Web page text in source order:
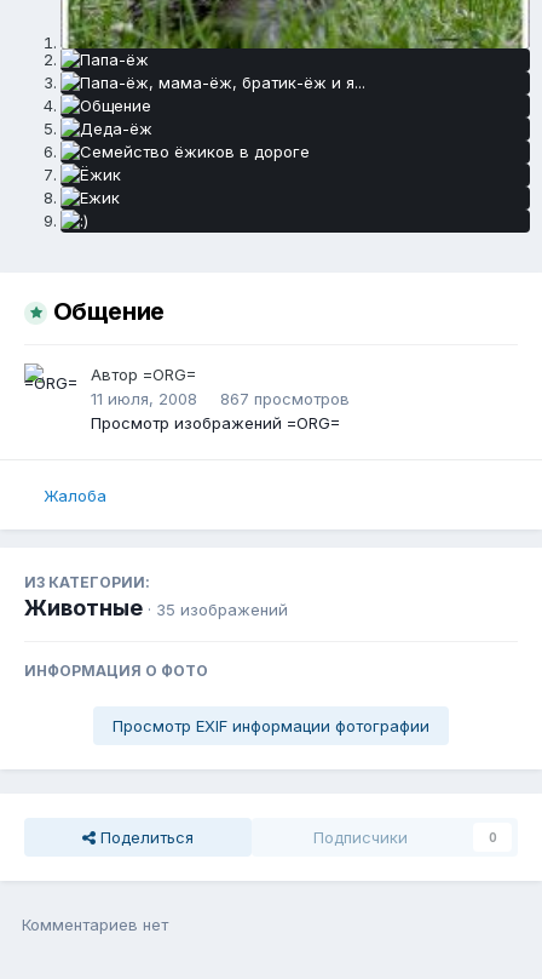
Общение
Автор =ORG=
11 июля, 2008
867 просмотров
Просмотр изображений =ORG=
Жалоба
ИЗ КАТЕГОРИИ:
Животные · 35 изображений
ИНФОРМАЦИЯ О ФОТО
Просмотр EXIF информации фотографии
Поделиться Подписчики 0
Комментариев нет